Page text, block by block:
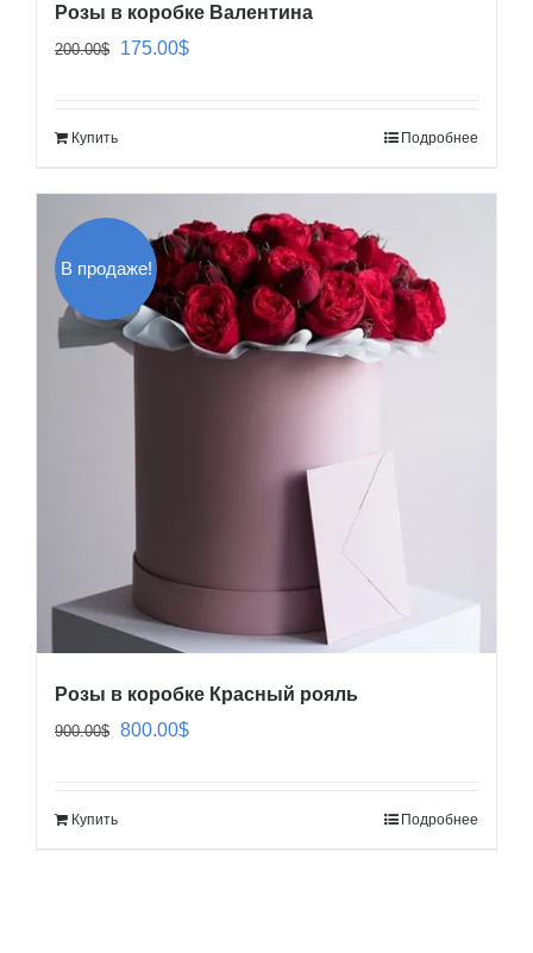
Розы в коробке Валентина
200.00$
Первоначальная
175.00$Текущая
Купить Подробнее
В продаже!
Розы в коробке Красный рояль
900.00$ Первоначальная
800.00$Текущая
Купить Подробнее